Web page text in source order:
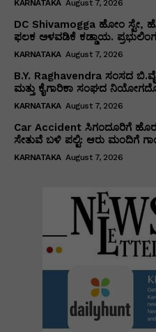
KARNATAKA August 7, 2026
DC Shivamogga ಹೋಂ ಸ್ಟೇ,
ಫಲಕ ಅಳವಡಿಕೆ ಕಡ್ಡಾಯ.
KARNATAKA August 7, 2026
B.Y. Raghavendra ಸಂಸದ
ಮತ್ತು ಕೈಗಾರಿಕಾ ಸಂಘದ
KARNATAKA August 7, 2026
Car Accident ಸಿಗಂದೂರಿಗೆ
ಸೇತುವೆ ಬಳಿ ಪಲ್ಟಿ: ಆರು ಮಂದಿಗೆ
KARNATAKA August 7, 2026